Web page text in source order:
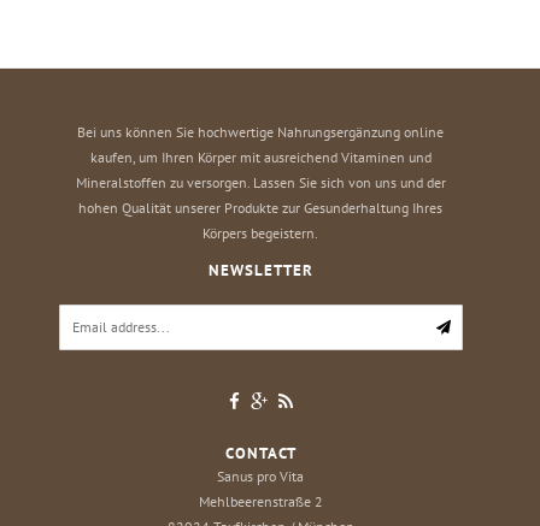
Bei uns können Sie hochwertige Nahrungsergänzung online
kaufen, um Ihren Körper mit ausreichend Vitaminen und
Mineralstoffen zu versorgen. Lassen Sie sich von uns und der
hohen Qualität unserer Produkte zur Gesunderhaltung Ihres
Körpers begeistern.
NEWSLETTER
CONTACT
Sanus pro Vita
Mehlbeerenstraße 2